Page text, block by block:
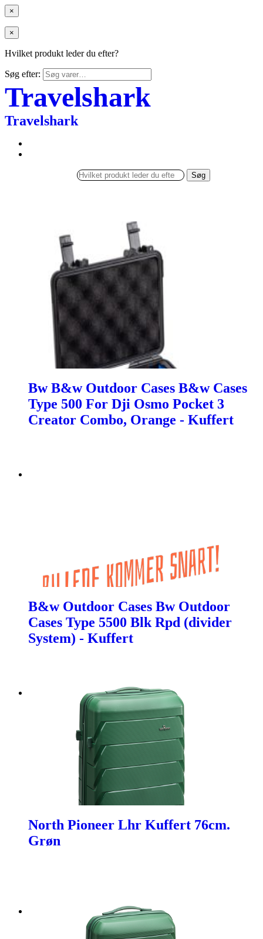
×
×
Hvilket produkt leder du efter?
Søg efter:
Travelshark
Travelshark
Søg
Bw B&w Outdoor Cases B&w Cases
Type 500 For Dji Osmo Pocket 3
Creator Combo, Orange - Kuffert
B&w Outdoor Cases Bw Outdoor
Cases Type 5500 Blk Rpd (divider
System) - Kuffert
North Pioneer Lhr Kuffert 76cm.
Grøn